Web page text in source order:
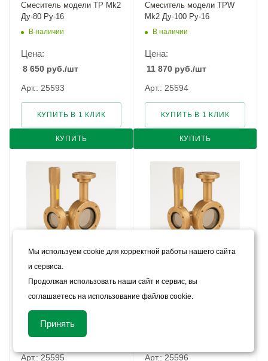
Смеситель модели TP Mk2
Ду-80 Ру-16
В наличии
Цена:
8 650 руб./шт
Арт.: 25593
КУПИТЬ
КУПИТЬ В 1 КЛИК
Смеситель модели TPW
Mk2 Ду-100 Ру-16
В наличии
Цена:
11 870 руб./шт
Арт.: 25594
КУПИТЬ
КУПИТЬ В 1 КЛИК
Mk2 Ду-150 Ру-16
В наличии
Цена:
11 550руб./шт
Арт.: 25595
Mk2 Ду-200 Ру-16
В наличии
Арт.: 25596
Мы используем cookie для корректной работы нашего сайта
и сервиса.
Продолжая использовать наши сайт и сервис, вы
соглашаетесь на использование файлов cookie.
Принять